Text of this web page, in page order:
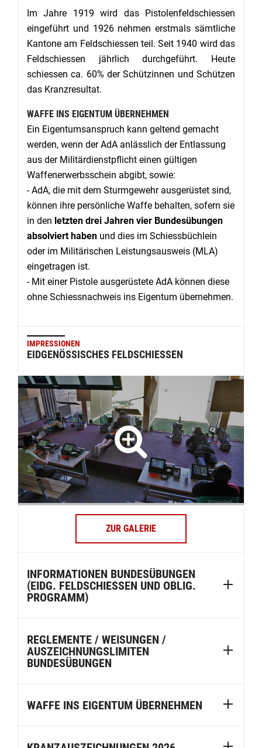
Im Jahre 1919 wird das Pistolenfeldschiessen
eingeführt und 1926 nehmen erstmals sämtliche
Kantone am Feldschiessen teil. Seit 1940 wird das
Feldschiessen jährlich durchgeführt. Heute
schiessen ca. 60% der Schützinnen und Schützen
das Kranzresultat.
WAFFE INS EIGENTUM ÜBERNEHMEN
Ein Eigentumsanspruch kann geltend gemacht
werden, wenn der AdA anlässlich der Entlassung
aus der Militärdienstpflicht einen gültigen
Waffenerwerbsschein abgibt, sowie:
- AdA, die mit dem Sturmgewehr ausgerüstet sind,
können ihre persönliche Waffe behalten, sofern sie
in den letzten drei Jahren vier Bundesübungen
absolviert haben und dies im Schiessbüchlein
oder im Militärischen Leistungsausweis (MLA)
eingetragen ist.
- Mit einer Pistole ausgerüstete AdA können diese
ohne Schiessnachweis ins Eigentum übernehmen.
IMPRESSIONEN
EIDGENÖSSISCHES FELDSCHIESSEN
ZUR GALERIE
INFORMATIONEN BUNDESÜBUNGEN
(EIDG. FELDSCHIESSEN UND OBLIG.
PROGRAMM)
REGLEMENTE / WEISUNGEN /
AUSZEICHNUNGSLIMITEN
BUNDESÜBUNGEN
WAFFE INS EIGENTUM ÜBERNEHMEN